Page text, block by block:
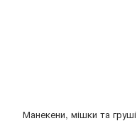
Манекени, мішки та груші